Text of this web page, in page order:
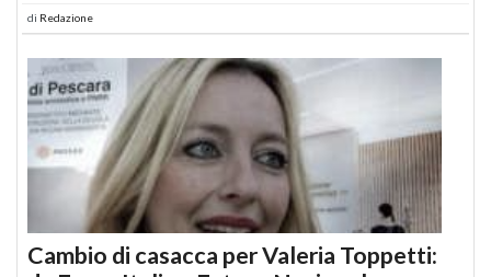
di Redazione
Cambio di casacca per Valeria Toppetti: